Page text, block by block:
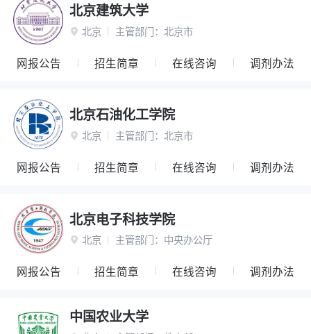
北京建筑大学
 北京 主管部门： 北京市
网报公告 招生简章 在线咨询 调剂办法
北京石油化工学院
 北京 主管部门： 北京市
网报公告 招生简章 在线咨询 调剂办法
北京电子科技学院
 北京 主管部门： 中央办公厅
网报公告 招生简章 在线咨询 调剂办法
中国农业大学